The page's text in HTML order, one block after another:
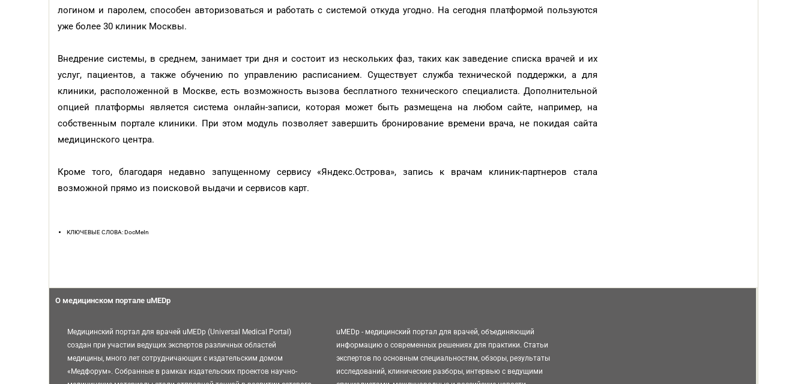
логином и паролем, способен авторизоваться и работать с системой откуда угодно. На сегодня платформой пользуются
уже более 30 клиник Москвы.
Внедрение системы, в среднем, занимает три дня и состоит из нескольких фаз, таких как заведение списка врачей и их
услуг, пациентов, а также обучению по управлению расписанием. Существует служба технической поддержки, а для
клиники, расположенной в Москве, есть возможность вызова бесплатного технического специалиста. Дополнительной
опцией платформы является система онлайн-записи, которая может быть размещена на любом сайте, например, на
собственным портале клиники. При этом модуль позволяет завершить бронирование времени врача, не покидая сайта
медицинского центра.
Кроме того, благодаря недавно запущенному сервису «Яндекс.Острова», запись к врачам клиник-партнеров стала
возможной прямо из поисковой выдачи и сервисов карт.
КЛЮЧЕВЫЕ СЛОВА: DocMeIn
О медицинском портале uMEDp
Медицинский портал для врачей uMEDp (Universal Medical Portal)
создан при участии ведущих экспертов различных областей
медицины, много лет сотрудничающих с издательским домом
«Медфорум». Собранные в рамках издательских проектов научно-
uMEDp - медицинский портал для врачей, объединяющий
информацию о современных решениях для практики. Статьи
экспертов по основным специальностям, обзоры, результаты
исследований, клинические разборы, интервью с ведущими